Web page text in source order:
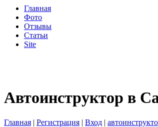
Главная
Фото
Отзывы
Статьи
Site
Автоинструктор в
Главная | Регистрация | Вход |